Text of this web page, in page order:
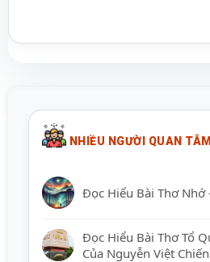
NHIỀU NGƯỜI QUAN TÂM
Đọc Hiểu Bài Thơ
Đọc Hiểu Bài Thơ Tổ
Của Nguyễn Việt Chiến